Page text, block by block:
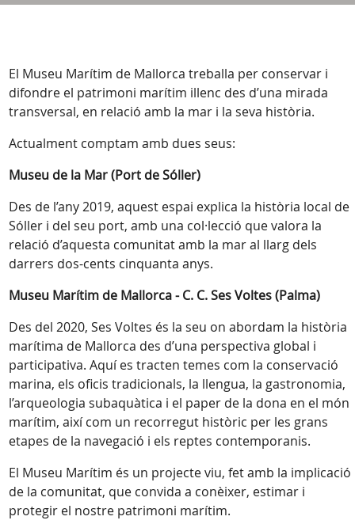
El Museu Marítim de Mallorca treballa per conservar i
difondre el patrimoni marítim illenc des d’una mirada
transversal, en relació amb la mar i la seva història.
Actualment comptam amb dues seus:
Museu de la Mar (Port de Sóller)
Des de l’any 2019, aquest espai explica la història local de
Sóller i del seu port, amb una col·lecció que valora la
relació d’aquesta comunitat amb la mar al llarg dels
darrers dos-cents cinquanta anys.
Museu Marítim de Mallorca - C. C. Ses Voltes (Palma)
Des del 2020, Ses Voltes és la seu on abordam la història
marítima de Mallorca des d’una perspectiva global i
participativa. Aquí es tracten temes com la conservació
marina, els oficis tradicionals, la llengua, la gastronomia,
l’arqueologia subaquàtica i el paper de la dona en el món
marítim, així com un recorregut històric per les grans
etapes de la navegació i els reptes contemporanis.
El Museu Marítim és un projecte viu, fet amb la implicació
de la comunitat, que convida a conèixer, estimar i
protegir el nostre patrimoni marítim.